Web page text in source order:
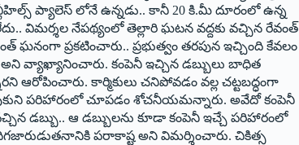
ప్యాలెస్ లోనే ఉన్నడు.. కానీ 20 కి.మీ దూరంలో ఉన్న
విమర్శల నేపథ్యంలో తెల్లారి ఘటన వద్దకు వచ్చిన రేవంత్
ఘనంగా ప్రకటించారు.. ప్రభుత్వం తరపున ఇచ్చింది కేవలం
వ్యాఖ్యానించారు. కంపెనీ ఇచ్చిన డబ్బులు బాధిత
ఆరోపించారు. కార్మికులు చనిపోవడం వల్ల చట్టబద్ధంగా
పరిహారంలో చూపడం శోచనీయమన్నారు. అవేదో కంపెనీ
డబ్బు.. ఆ డబ్బులను కూడా కంపెనీ ఇచ్చే పరిహారంలో
పరాకాష్ట అని విమ‌ర్శించారు. చికిత్స